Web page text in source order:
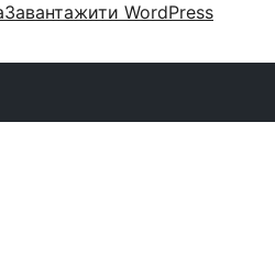
Завантажити WordPress